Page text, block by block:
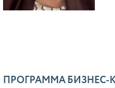
ПРОГРАММА БИЗНЕС-